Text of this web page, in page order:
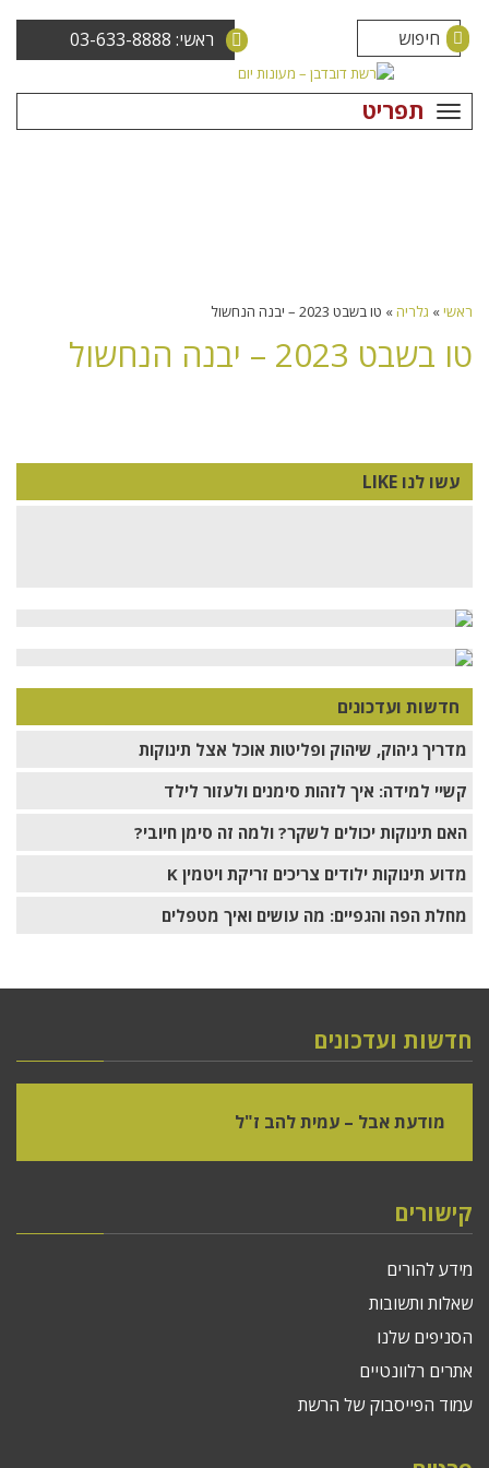
ראשי: 03-633-8888
ראשי» גלריה» טו בשבט 2023 – יבנה הנחשול
טו בשבט 2023 – יבנה הנחשול
עשו לנו LIKE
חדשות ועדכונים
מדריך גיהוק, שיהוק ופליטות אוכל אצל תינוקות
קשיי למידה: איך לזהות סימנים ולעזור לילד
האם תינוקות יכולים לשקר? ולמה זה סימן חיובי?
מדוע תינוקות ילודים צריכים זריקת ויטמין K
מחלת הפה והגפיים: מה עושים ואיך מטפלים
חדשות ועדכונים
מודעת אבל – עמית להב ז"ל
קישורים
מידע להורים
שאלות ותשובות
הסניפים שלנו
אתרים רלוונטיים
עמוד הפייסבוק של הרשת